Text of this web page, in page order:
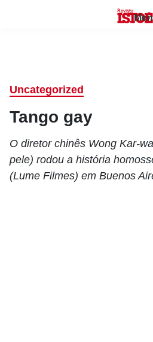
Uncategorized
Tango gay
O diretor chinês Wong Kar-
pele) rodou a história
(Lume Filmes) em Buenos